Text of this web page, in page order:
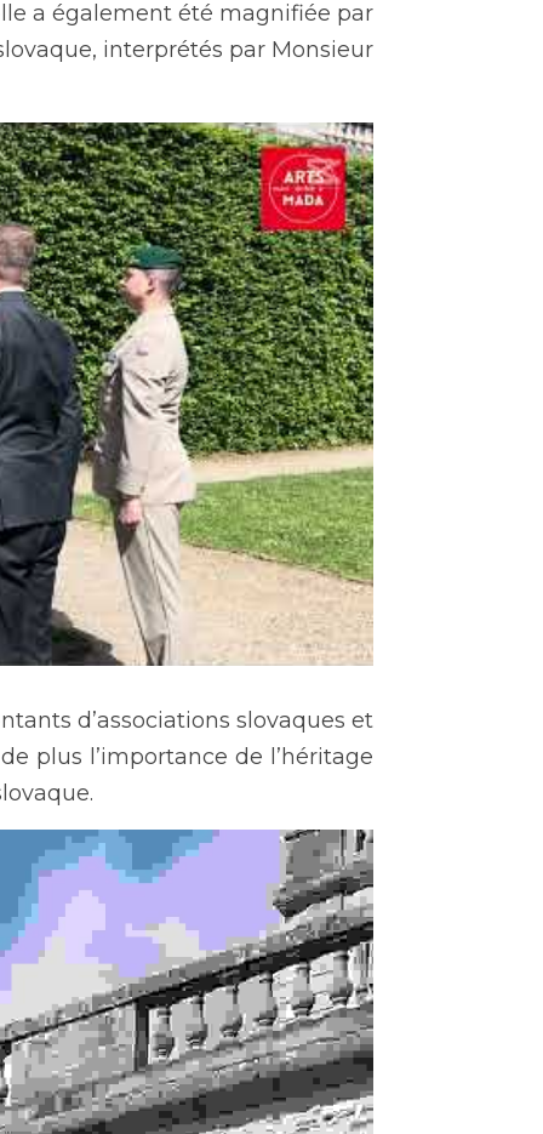
a également été magnifiée par
interprétés par Monsieur
d’associations slovaques et
plus l’importance de l’héritage